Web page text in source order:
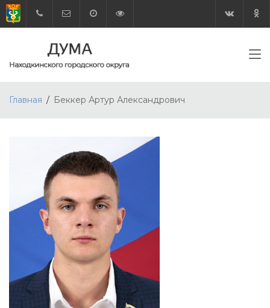
Главная Беккер Артур Александрович